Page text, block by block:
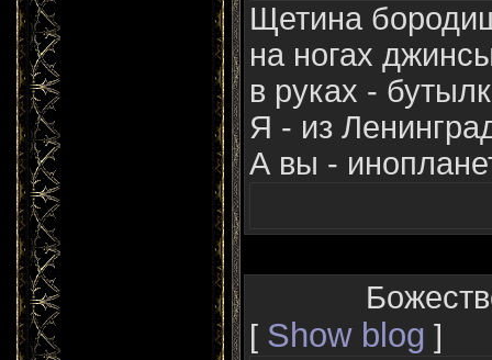
Щетина
на ногах
в руках -
Я - из
А вы -
[ Show blog ]